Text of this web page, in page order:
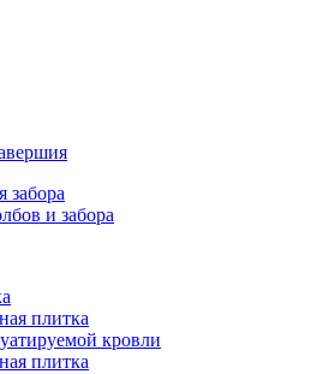
забора
и забора
плитка
кровли
плитка